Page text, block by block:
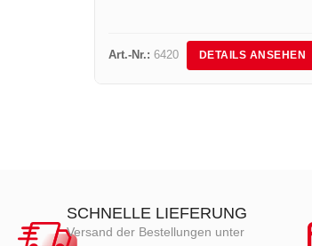
Art.-Nr.: 6420 DETAILS ANSEHEN
SCHNELLE LIEFERUNG
Versand der Bestellungen unter